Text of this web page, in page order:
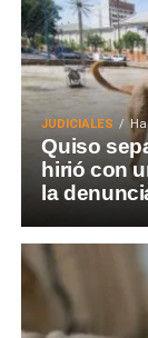
JUDICIALES
Quiso
hirió con
la